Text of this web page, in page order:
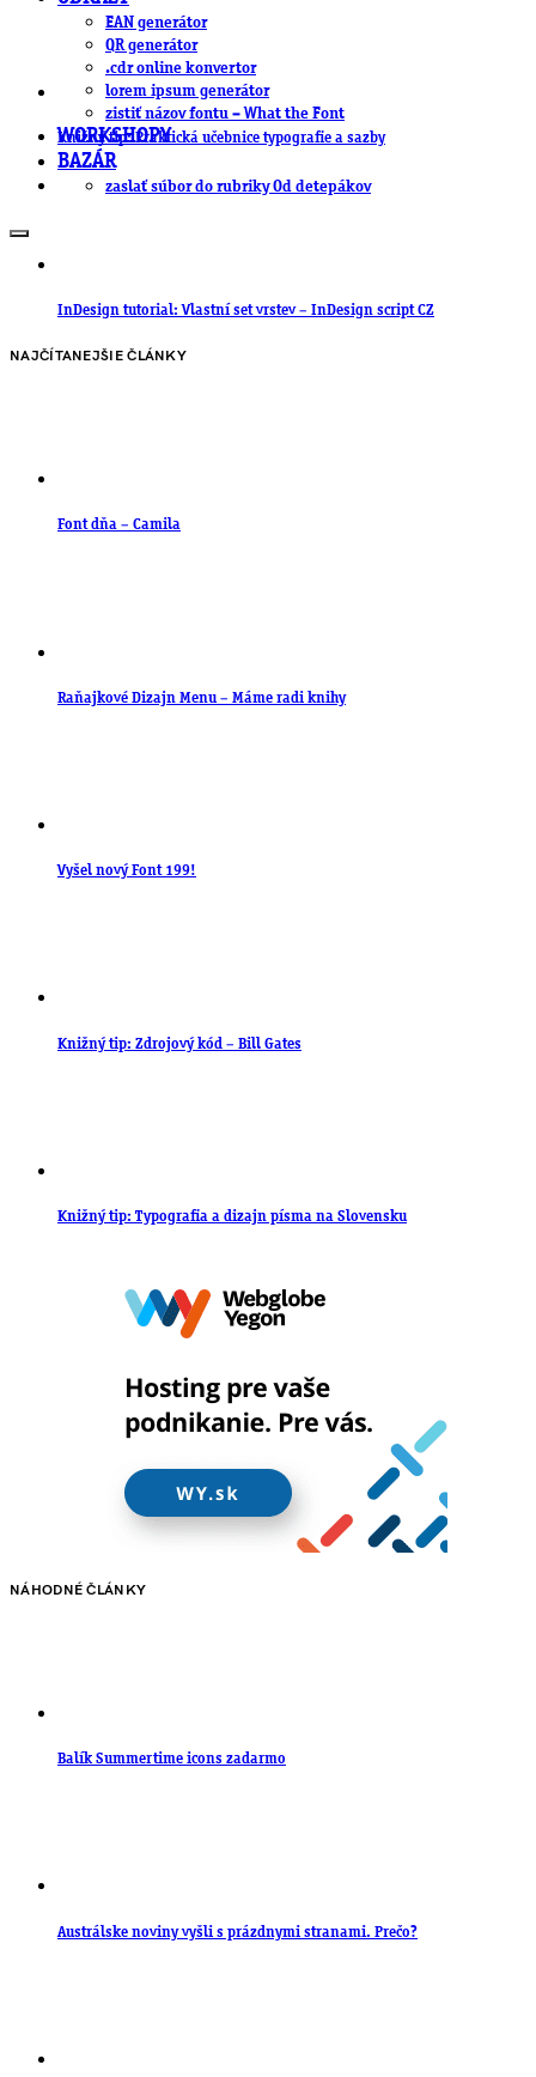
EAN generátor
QR generátor
.cdr online konvertor
lorem ipsum generátor
zistiť názov fontu – What the Font
WORKSHOPY
BAZÁR
zaslať súbor do rubriky Od detepákov
Knižný tip: Praktická učebnice typografie a sazby
InDesign tutorial: Vlastní set vrstev – InDesign script CZ
NAJČÍTANEJŠIE ČLÁNKY
Font dňa – Camila
Raňajkové Dizajn Menu – Máme radi knihy
Vyšel nový Font 199!
Knižný tip: Zdrojový kód – Bill Gates
Knižný tip: Typografia a dizajn písma na Slovensku
NÁHODNÉ ČLÁNKY
Balík Summertime icons zadarmo
Austrálske noviny vyšli s prázdnymi stranami. Prečo?